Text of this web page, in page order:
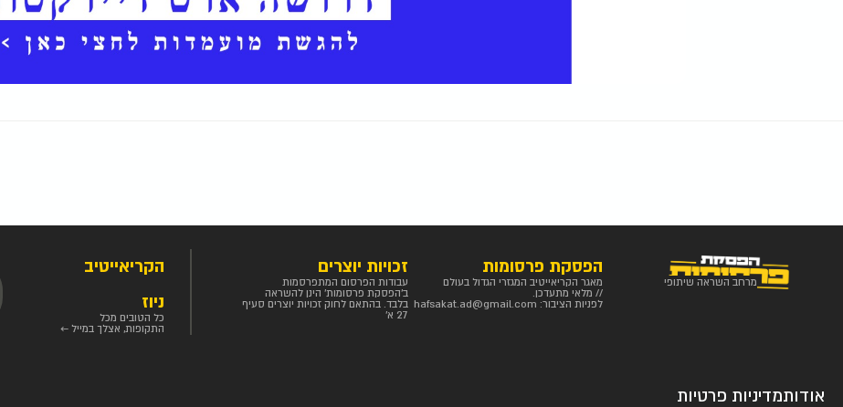
מרחב השראה שיתופי
הפסקת פרסומות
מאגר הקריאייטיב המגזרי הגדול בעולם
// מלאי מתעדכן.
לפניות הציבור: hafsakat.ad@gmail.com
זכויות יוצרים
עבודות הפרסום המתפרסמות
ב'הפסקת פרסומות' הינן להשראה
בלבד. בהתאם לחוק זכויות יוצרים סעיף
27 א'
הקריאייטיב
ניוז
כל הטובים מכל
התקופות, אצלך במייל ←
אודותמדיניות פרטיות